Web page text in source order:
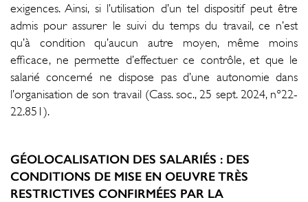
exigences. Ainsi, si l’utilisation d’un tel dispositif peut être
admis pour assurer le suivi du temps du travail, ce n’est
qu’à condition qu’aucun autre moyen, même moins
efficace, ne permette d’effectuer ce contrôle, et que le
salarié concerné ne dispose pas d’une autonomie dans
l’organisation de son travail (Cass. soc., 25 sept. 2024, n°22-
22.851).
GÉOLOCALISATION DES SALARIÉS : DES
CONDITIONS DE MISE EN OEUVRE TRÈS
RESTRICTIVES CONFIRMÉES PAR LA